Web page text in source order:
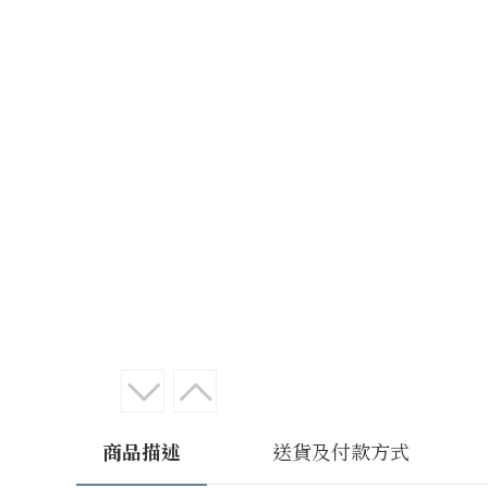
商品描述 送貨及付款方式